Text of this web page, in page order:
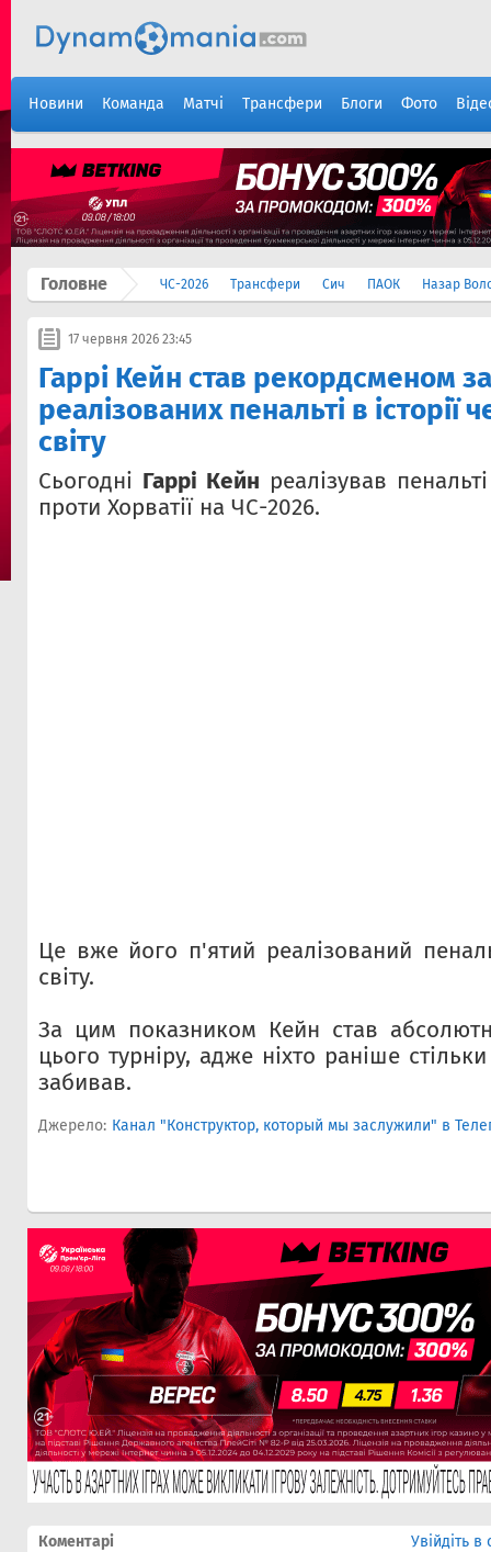
Новини Команда Матчі Трансфери Блоги Фото
Головне ЧС-2026 Трансфери Сич ПАОК Назар
17 червня 2026 23:45
Гаррі Кейн став рекордсменом
реалізованих пенальті в історії
світу
Сьогодні Гаррі Кейн реалізував
проти Хорватії на ЧС-2026.
Це вже його п'ятий реалізований
світу.
За цим показником Кейн став
цього турніру, адже ніхто раніше
забивав.
Джерело: Канал "Конструктор, который мы заслужили" в
Коментарі Увійдіть в